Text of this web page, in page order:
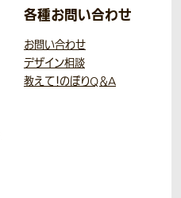
各種お問い合わせ
お問い合わせ
デザイン相談
教えて！のぼりQ＆A